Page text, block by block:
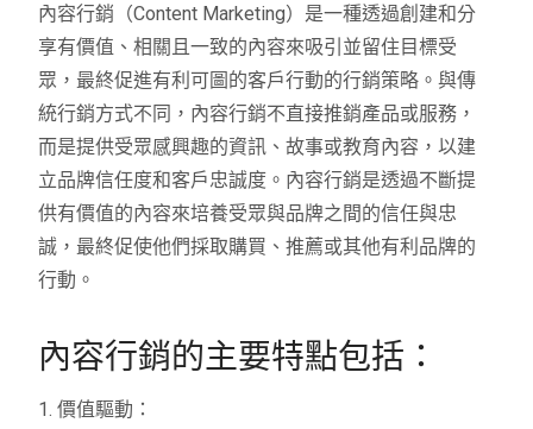
內容行銷（Content Marketing）是一種透過創建和分
享有價值、相關且一致的內容來吸引並留住目標受
眾，最終促進有利可圖的客戶行動的行銷策略。與傳
統行銷方式不同，內容行銷不直接推銷產品或服務，
而是提供受眾感興趣的資訊、故事或教育內容，以建
立品牌信任度和客戶忠誠度。內容行銷是透過不斷提
供有價值的內容來培養受眾與品牌之間的信任與忠
誠，最終促使他們採取購買、推薦或其他有利品牌的
行動。
內容行銷的主要特點包括：
1. 價值驅動：